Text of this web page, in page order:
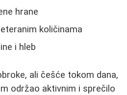
hrane
količinama
i hleb
ali češće tokom dana,
održao aktivnim i sprečilo